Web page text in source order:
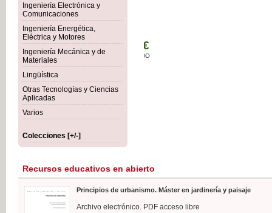
Ingeniería Electrónica y
Comunicaciones
Ingeniería Energética,
Eléctrica y Motores
Ingeniería Mecánica y de
Materiales
Lingüística
Otras Tecnologías y Ciencias
Aplicadas
Varios
Colecciones [+/-]
Recursos educativos en abierto
Principios de urbanismo. Máster en jardinería y paisaje
Archivo electrónico. PDF acceso libre